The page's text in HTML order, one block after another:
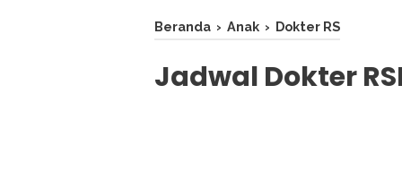
Beranda › Anak › Dokter RS
Jadwal Dokter